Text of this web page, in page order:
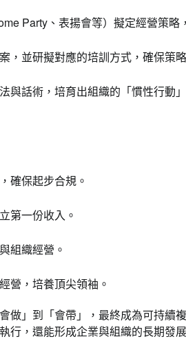
Party、表揚會等）擬定經營策略
，並研擬對應的培訓方式，確保策
與話術，培育出組織的「慣性行動
確保起步合規。
第一份收入。
組織經營。
營，培養頂尖領袖。
做」到「會帶」，最終成為可持續
行，還能形成企業與組織的長期發